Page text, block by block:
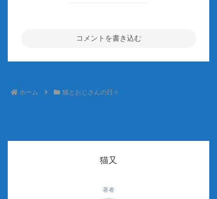
コメントを書き込む
ホーム 猫とおじさんの日々
猫又
著者